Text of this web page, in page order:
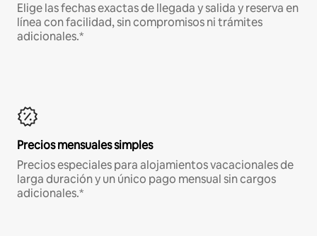
Elige las fechas exactas de llegada y salida y reserva en
línea con facilidad, sin compromisos ni trámites
adicionales.*
Precios mensuales simples
Precios especiales para alojamientos vacacionales de
larga duración y un único pago mensual sin cargos
adicionales.*